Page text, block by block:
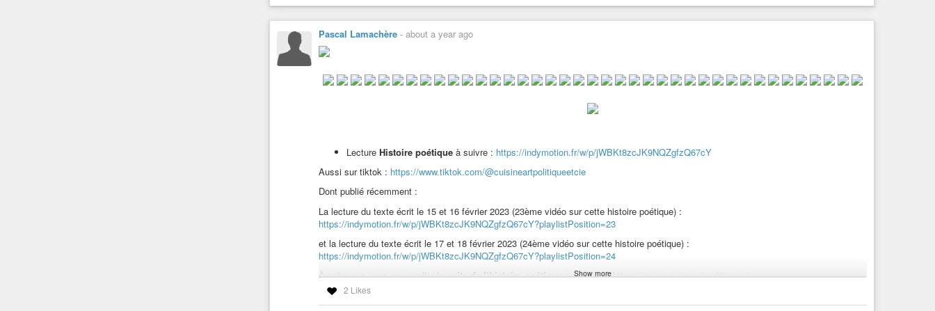
#photo #photographie #photos #photographies #peinture #dessin #peintures #dessins #ia #iaart #intelligenceartificielle
#tongue-drum #guitare
#science-fiction
#philosophie #philosophe #changementclimatique #rechauffementclimatique #réchauffementclimatique
#ecologie #écologie #environnement #végan #antispecisme
#zoopolis #ethique #éthique
Pascal Lamachère - about a year ago
Lecture Histoire poétique à suivre : https://indymotion.fr/w/p/jWBKt8zcJK9NQZgfzQ67cY
Aussi sur tiktok : https://www.tiktok.com/@cuisineartpolitiqueetcie
Dont publié récemment :
La lecture du texte écrit le 15 et 16 février 2023 (23ème vidéo sur cette histoire poétique) :
https://indymotion.fr/w/p/jWBKt8zcJK9NQZgfzQ67cY?playlistPosition=23
et la lecture du texte écrit le 17 et 18 février 2023 (24ème vidéo sur cette histoire poétique) :
https://indymotion.fr/w/p/jWBKt8zcJK9NQZgfzQ67cY?playlistPosition=24
À noter que vous pouvez lire lasuite de l’histoire poétiquesur le site :https://www.cuisine-art-politique-et-
compagnie.com/forums/sujet/histoire-poetique-au-cours-de-lannee-2023-quelques-vers-par-jour/
Show more
2 Likes